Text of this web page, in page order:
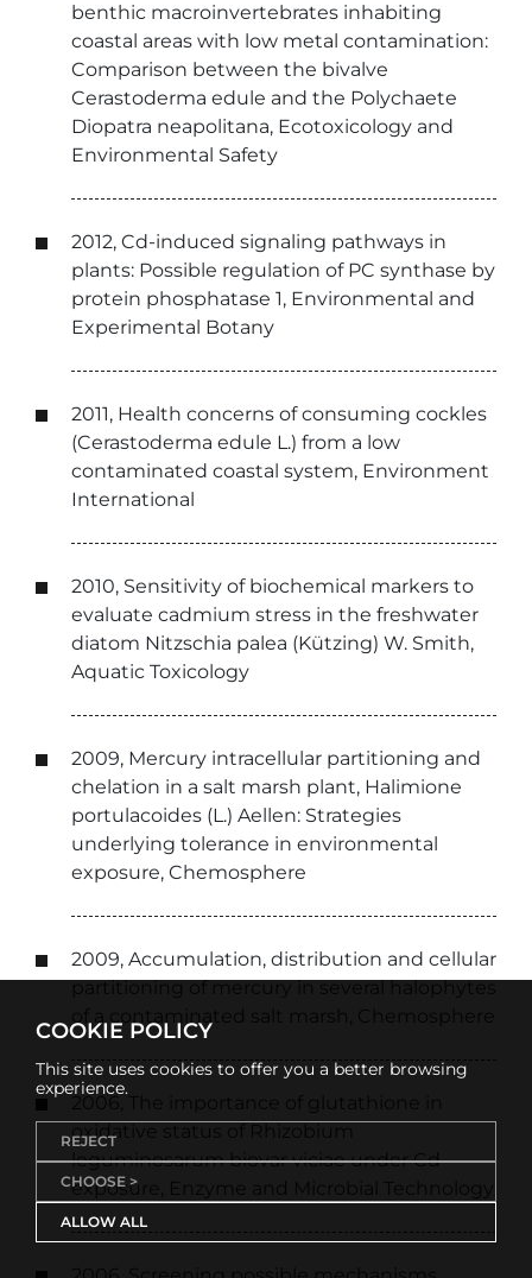
benthic macroinvertebrates inhabiting
coastal areas with low metal contamination:
Comparison between the bivalve
Cerastoderma edule and the Polychaete
Diopatra neapolitana, Ecotoxicology and
Environmental Safety
2012, Cd-induced signaling pathways in
plants: Possible regulation of PC synthase by
protein phosphatase 1, Environmental and
Experimental Botany
2011, Health concerns of consuming cockles
(Cerastoderma edule L.) from a low
contaminated coastal system, Environment
International
2010, Sensitivity of biochemical markers to
evaluate cadmium stress in the freshwater
diatom Nitzschia palea (Kützing) W. Smith,
Aquatic Toxicology
2009, Mercury intracellular partitioning and
chelation in a salt marsh plant, Halimione
portulacoides (L.) Aellen: Strategies
underlying tolerance in environmental
exposure, Chemosphere
2009, Accumulation, distribution and cellular
partitioning of mercury in several halophytes
2006, The importance of glutathione in
oxidative status of Rhizobium
leguminosarum biovar viciae under Cd
exposure, Enzyme and Microbial Technology
COOKIE POLICY
This site uses cookies to offer you a better browsing
experience.
REJECT
CHOOSE >
ALLOW ALL